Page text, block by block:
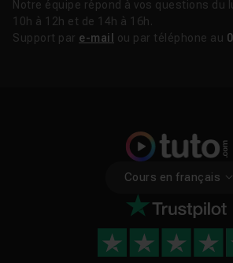
Notre équipe répond à vos questions du
10h à 12h et de 14h à 16h.
Support par e-mail ou par téléphone au
Cours en français